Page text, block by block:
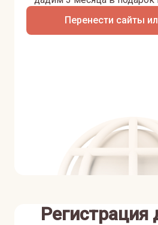
Перенести сайты
Регистрация